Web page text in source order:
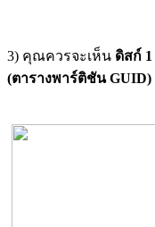
3) คุณควรจะเห็น ดิสก์ 1
(ตารางพาร์ติชัน GUID)